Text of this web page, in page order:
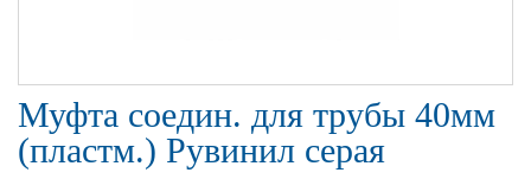
Муфта соедин. для трубы 40мм
(пластм.) Рувинил серая